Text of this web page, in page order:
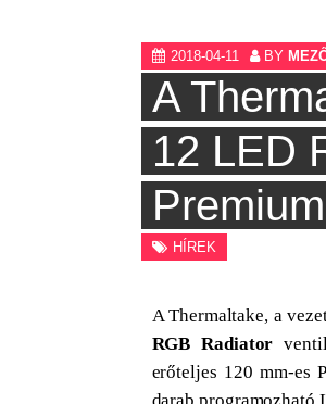
2018-04-11 BY
A
12 LED
HÍREK
A Thermaltake, a
RGB Radiator
erőteljes 120 mm-es